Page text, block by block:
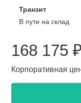
Транзит
В пути на склад
168 175 ₽
Корпоративная